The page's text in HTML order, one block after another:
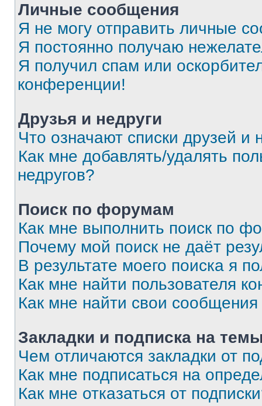
Личные сообщения
Я не могу отправить личные
Я постоянно получаю
Я получил спам или
конференции!
Друзья и недруги
Что означают списки друзей и
Как мне добавлять/удалять
недругов?
Поиск по форумам
Как мне выполнить поиск по
Почему мой поиск не даёт
В результате моего поиска я
Как мне найти пользователя
Как мне найти свои
Закладки и подписка на
Чем отличаются закладки от
Как мне подписаться на
Как мне отказаться от